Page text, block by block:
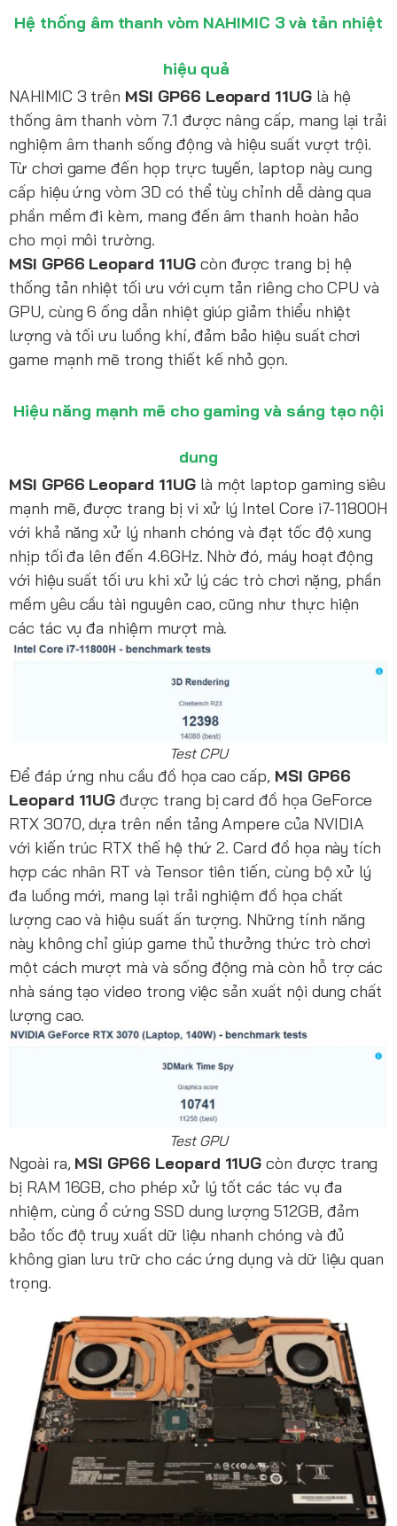
Hệ thống âm thanh vòm NAHIMIC 3 và tản nhiệt
hiệu quả
NAHIMIC 3 trên MSI GP66 Leopard 11UG là hệ
thống âm thanh vòm 7.1 được nâng cấp, mang lại trải
nghiệm âm thanh sống động và hiệu suất vượt trội.
Từ chơi game đến họp trực tuyến, laptop này cung
cấp hiệu ứng vòm 3D có thể tùy chỉnh dễ dàng qua
phần mềm đi kèm, mang đến âm thanh hoàn hảo
cho mọi môi trường.
MSI GP66 Leopard 11UGcòn được trang bị hệ
thống tản nhiệt tối ưu với cụm tản riêng cho CPU và
GPU, cùng 6 ống dẫn nhiệt giúp giảm thiểu nhiệt
lượng và tối ưu luồng khí, đảm bảo hiệu suất chơi
game mạnh mẽ trong thiết kế nhỏ gọn.
Hiệu năng mạnh mẽ cho gaming và sáng tạo nội
dung
MSI GP66 Leopard 11UGlà một laptop gaming siêu
mạnh mẽ, được trang bị vi xử lý Intel Core i7-11800H
với khả năng xử lý nhanh chóng và đạt tốc độ xung
nhịp tối đa lên đến 4.6GHz. Nhờ đó, máy hoạt động
với hiệu suất tối ưu khi xử lý các trò chơi nặng, phần
mềm yêu cầu tài nguyên cao, cũng như thực hiện
các tác vụ đa nhiệm mượt mà.
Test CPU
Để đáp ứng nhu cầu đồ họa cao cấp, MSI GP66
Leopard 11UG được trang bị card đồ họa GeForce
RTX 3070, dựa trên nền tảng Ampere của NVIDIA
với kiến trúc RTX thế hệ thứ 2. Card đồ họa này tích
hợp các nhân RT và Tensor tiên tiến, cùng bộ xử lý
đa luồng mới, mang lại trải nghiệm đồ họa chất
lượng cao và hiệu suất ấn tượng. Những tính năng
này không chỉ giúp game thủ thưởng thức trò chơi
một cách mượt mà và sống động mà còn hỗ trợ các
nhà sáng tạo video trong việc sản xuất nội dung chất
lượng cao.
Test GPU
Ngoài ra, MSI GP66 Leopard 11UG còn được trang
bị RAM 16GB, cho phép xử lý tốt các tác vụ đa
nhiệm, cùng ổ cứng SSD dung lượng 512GB, đảm
bảo tốc độ truy xuất dữ liệu nhanh chóng và đủ
không gian lưu trữ cho các ứng dụng và dữ liệu quan
trọng.